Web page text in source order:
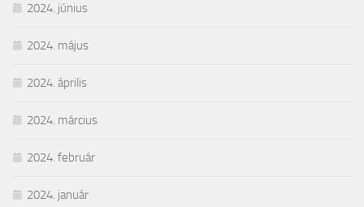
2024. június
2024. május
2024. április
2024. március
2024. február
2024. január